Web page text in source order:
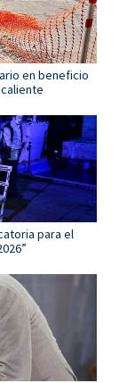
en beneficio
para el